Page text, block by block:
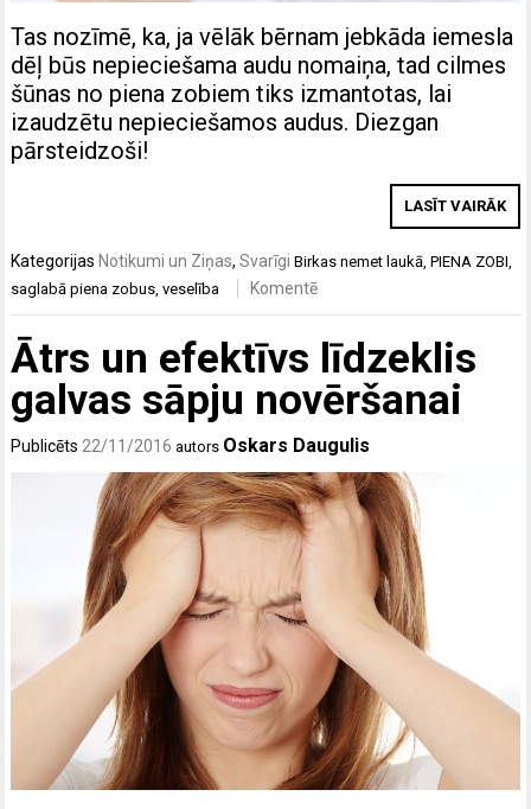
Tas nozīmē, ka, ja vēlāk bērnam jebkāda iemesla
dēļ būs nepieciešama audu nomaiņa, tad cilmes
šūnas no piena zobiem tiks izmantotas, lai
izaudzētu nepieciešamos audus. Diezgan
pārsteidzoši!
LASĪT VAIRĀK
Kategorijas Notikumi un Ziņas,Svarīgi Birkasnemet laukā ,PIENA ZOBI
saglabā piena zobus ,veselība Komentē
Ātrs un efektīvs līdzeklis
galvas sāpju novēršanai
Publicēts22/11/2016 autors Oskars Daugulis